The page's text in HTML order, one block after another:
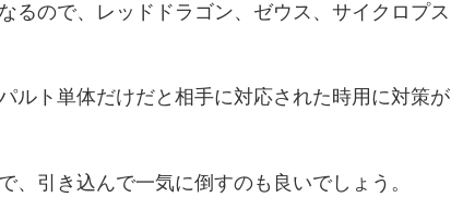
るので、レッドドラゴン、ゼウス、サイクロプス
ルト単体だけだと相手に対応された時用に対策が
引き込んで一気に倒すのも良いでしょう。